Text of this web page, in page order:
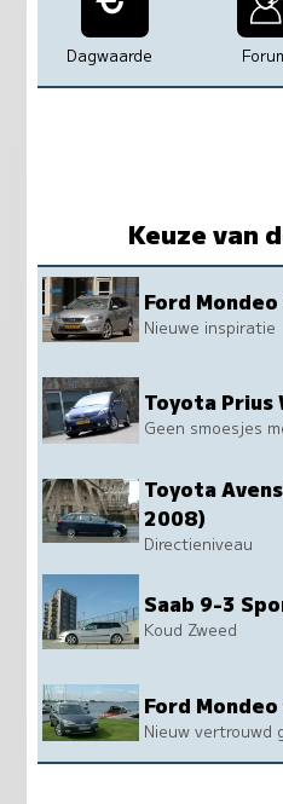
Dagwaarde
Keuze van
Ford
Nieuwe inspiratie
Toyota Prius
Geen smoesjes
Toyota
2008)
Directieniveau
Saab 9-3
Koud Zweed
Ford
Nieuw vertrouwd